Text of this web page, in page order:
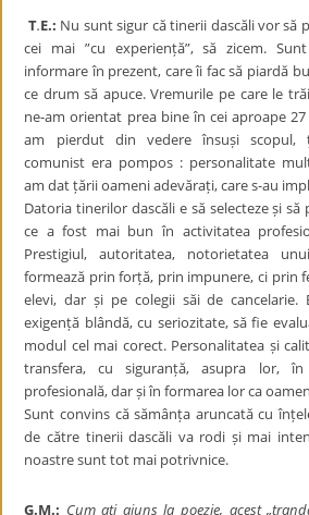
T.E.: Nu sunt sigur că tinerii dascăli vor să
cei mai ”cu experiență”, să zicem.
informare în prezent, care îi fac să piardă
ce drum să apuce. Vremurile pe care le
ne-am orientat prea bine în cei aproape
am pierdut din vedere însuși scopul,
comunist era pompos : personalitate
am dat țării oameni adevărați, care s-au
Datoria tinerilor dascăli e să selecteze și
ce a fost mai bun în activitatea
Prestigiul, autoritatea, notorietatea
formează prin forță, prin impunere, ci prin
elevi, dar și pe colegii săi de
exigență blândă, cu seriozitate, să fie
modul cel mai corect. Personalitatea și
transfera, cu siguranță, asupra lor,
profesională, dar și în formarea lor ca
Sunt convins că sămânța aruncată cu
de către tinerii dascăli va rodi și mai
noastre sunt tot mai potrivnice.
G.M.: Cum aţi ajuns la poezie, acest